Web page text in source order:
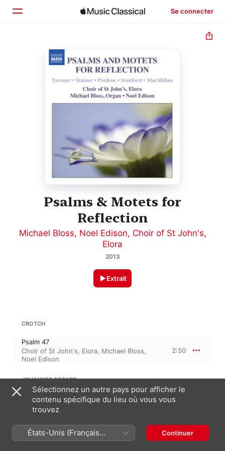
Se connecter
Accueil
Rechercher
Psalms & Motets for
Reflection
Michael Bloss, Noel Edison, Choir of St John's,
Elora
2013
Extrait
CROTCH
Psalm 47
Choir of St John's, Elora, Michael Bloss,
Noel Edison
2:50
JOHANNES ECCARD
Maria wallt zum Heiligtum
Maria wallt zum Heiligtum (When to the
temple Mary went) (Sung in English)
JAMES MACMILLAN
Sélectionnez un autre pays pour afficher le
contenu spécifique du lieu où vous vous
trouvez
États-Unis (Français
France)
Continuer